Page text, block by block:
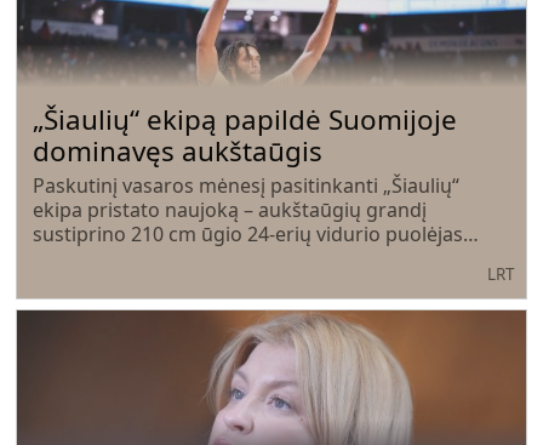
„Šiaulių“ ekipą papildė Suomijoje
dominavęs aukštaūgis
Paskutinį vasaros mėnesį pasitinkanti „Šiaulių“
ekipa pristato naujoką – aukštaūgių grandį
sustiprino 210 cm ūgio 24-erių vidurio puolėjas
LRT